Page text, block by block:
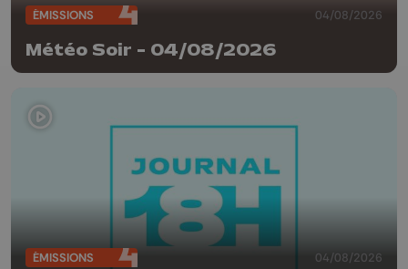
ÉMISSIONS 04/08/2026
Météo Soir - 04/08/2026
ÉMISSIONS 04/08/2026